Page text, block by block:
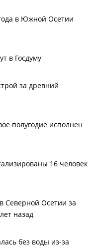
в Южной Осетии
в Госдуму
за древний
полугодие исполнен
16 человек
Северной Осетии за
назад
без воды из-за